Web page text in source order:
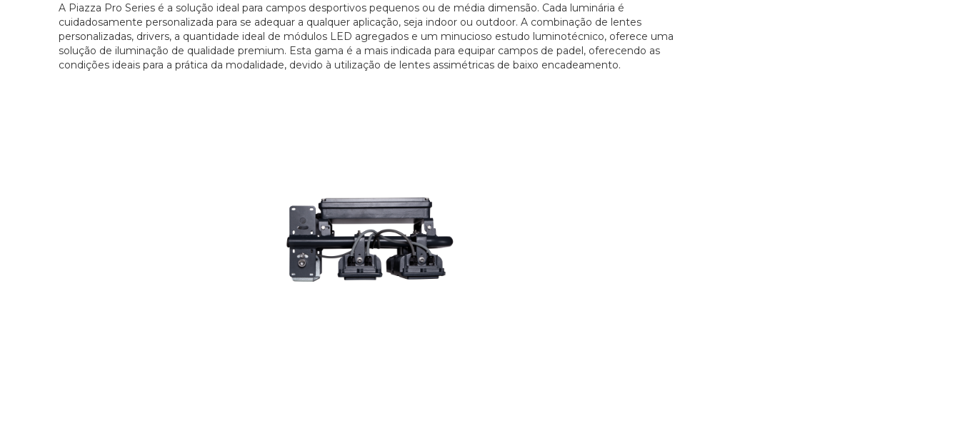
A Piazza Pro Series é a solução ideal para campos desportivos pequenos ou de média dimensão. Cada luminária é
cuidadosamente personalizada para se adequar a qualquer aplicação, seja indoor ou outdoor. A combinação de lentes
personalizadas, drivers, a quantidade ideal de módulos LED agregados e um minucioso estudo luminotécnico, oferece uma
solução de iluminação de qualidade premium. Esta gama é a mais indicada para equipar campos de padel, oferecendo as
condições ideais para a prática da modalidade, devido à utilização de lentes assimétricas de baixo encadeamento.